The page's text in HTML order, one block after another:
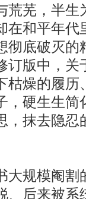
荒芜，半生
在和平年代
彻底破灭的
订版中，关
枯燥的履历
，硬生生简
，抹去隐忍
大规模阉
、后来被